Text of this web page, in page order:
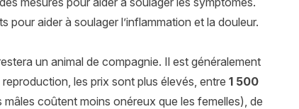
pour aider à soulager l’inflammation et la douleur.
un animal de compagnie. Il est généralement
les prix sont plus élevés, entre 1 500
coûtent moins onéreux que les femelles), de